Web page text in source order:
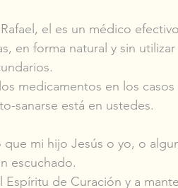
el es un médico
en forma natural y sin
medicamentos en los
sanarse está en ustedes.
mi hijo Jesús o yo, o
escuchado.
de Curación y a